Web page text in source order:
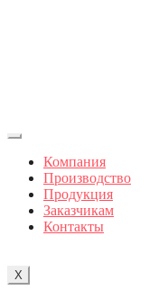
Компания
Производство
Продукция
Заказчикам
Контакты
X